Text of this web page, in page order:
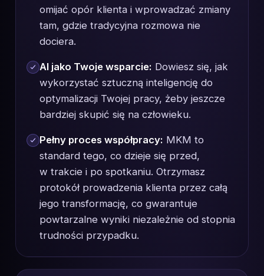
omijać opór klienta i wprowadzać zmiany
tam, gdzie tradycyjna rozmowa nie
dociera.
AI jako Twoje wsparcie: Dowiesz się, jak
wykorzystać sztuczną inteligencję do
optymalizacji Twojej pracy, żeby jeszcze
bardziej skupić się na człowieku.
Pełny proces współpracy: MKM to
standard tego, co dzieje się przed,
w trakcie i po spotkaniu. Otrzymasz
protokół prowadzenia klienta przez całą
jego transformację, co gwarantuje
powtarzalne wyniki niezależnie od stopnia
trudności przypadku.